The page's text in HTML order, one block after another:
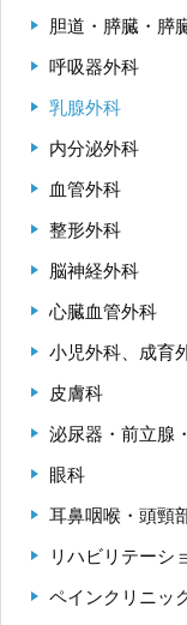
胆道・膵臓・膵
呼吸器外科
乳腺外科
内分泌外科
血管外科
整形外科
脳神経外科
心臓血管外科
小児外科、成育
皮膚科
泌尿器・前立腺
眼科
耳鼻咽喉・頭頸
リハビリテーシ
ペインクリニッ